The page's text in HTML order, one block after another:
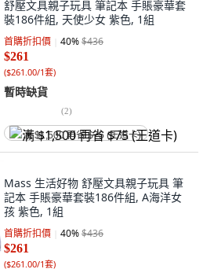
舒壓文具親子玩具 筆記本 手賬豪華套
裝186件組, 天使少女 紫色, 1組
首購折扣價 40%$436
$261
($261.00/1套)
暫時缺貨
(2)
满 $1,500 再省 $75 (王道卡)
Mass 生活好物 舒壓文具親子玩具 筆
記本 手賬豪華套裝186件組, A海洋女
孩 紫色, 1組
首購折扣價 40%$436
$261
($261.00/1套)